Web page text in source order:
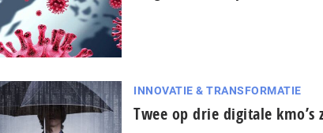
INNOVATIE & TRANSFORMATIE
Twee op drie digitale kmo’s